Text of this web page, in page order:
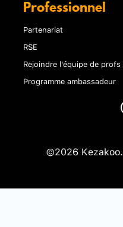
Professionnel
Partenariat
RSE
Rejoindre l'équipe de profs
Programme ambassadeur
©2026